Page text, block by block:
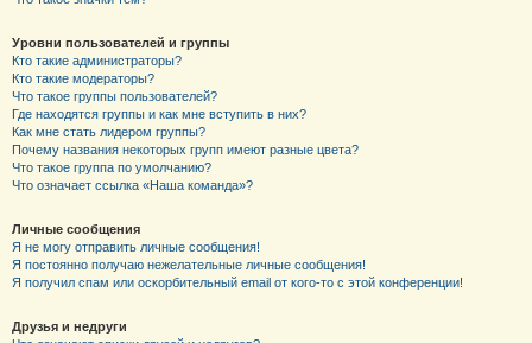
Уровни пользователей и группы
Кто такие администраторы?
Кто такие модераторы?
Что такое группы пользователей?
Где находятся группы и как мне вступить в них?
Как мне стать лидером группы?
Почему названия некоторых групп имеют разные цвета?
Что такое группа по умолчанию?
Что означает ссылка «Наша команда»?
Личные сообщения
Я не могу отправить личные сообщения!
Я постоянно получаю нежелательные личные сообщения!
Я получил спам или оскорбительный email от кого-то с этой конференции!
Друзья и недруги